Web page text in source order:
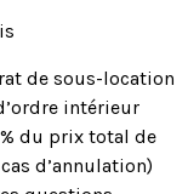
de sous-location
intérieur
du prix total de
d’annulation)